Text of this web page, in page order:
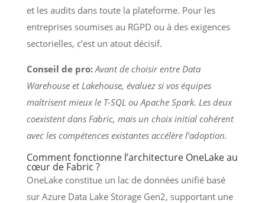
et les audits dans toute la plateforme. Pour les
entreprises soumises au RGPD ou à des exigences
sectorielles, c’est un atout décisif.
Conseil de pro: Avant de choisir entre Data
Warehouse et Lakehouse, évaluez si vos équipes
maîtrisent mieux le T-SQL ou Apache Spark. Les deux
coexistent dans Fabric, mais un choix initial cohérent
avec les compétences existantes accélère l’adoption.
Comment fonctionne l’architecture OneLake au
cœur de Fabric ?
OneLake constitue un lac de données unifié basé
sur Azure Data Lake Storage Gen2, supportant une